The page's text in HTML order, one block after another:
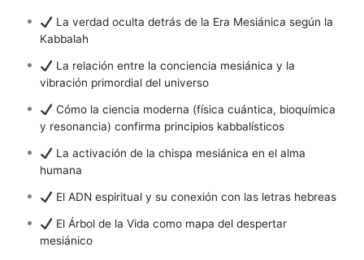
Este curso no es solo un estudio teórico, sino una
experiencia de transformación que combina conocimiento
profundo con mentoría personalizada para integrar estas
verdades en tu realidad.
La verdad oculta detrás de la Era Mesiánica según la
Kabbalah
La relación entre la conciencia mesiánica y la
vibración primordial del universo
Cómo la ciencia moderna (física cuántica, bioquímica
y resonancia) confirma principios kabbalísticos
La activación de la chispa mesiánica en el alma
humana
El ADN espiritual y su conexión con las letras hebreas
El Árbol de la Vida como mapa del despertar
mesiánico